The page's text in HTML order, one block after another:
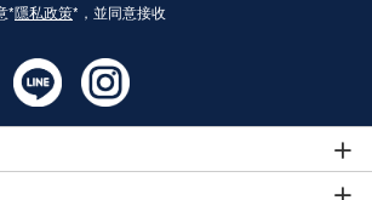
*隱私政策*，並同意接收